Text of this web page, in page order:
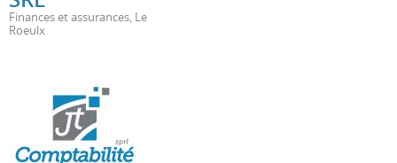
Finances et assurances, Le
Roeulx